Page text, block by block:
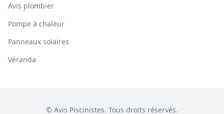
Avis plombier
Pompe à chaleur
Panneaux solaires
Véranda
© Avis Piscinistes. Tous droits réservés.